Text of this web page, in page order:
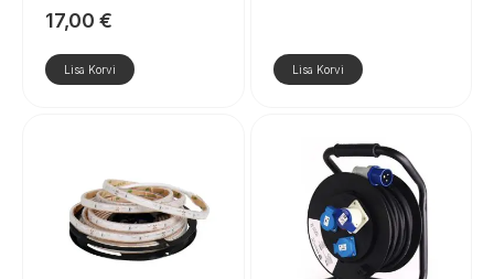
17,00 €
Lisa Korvi Lisa Korvi